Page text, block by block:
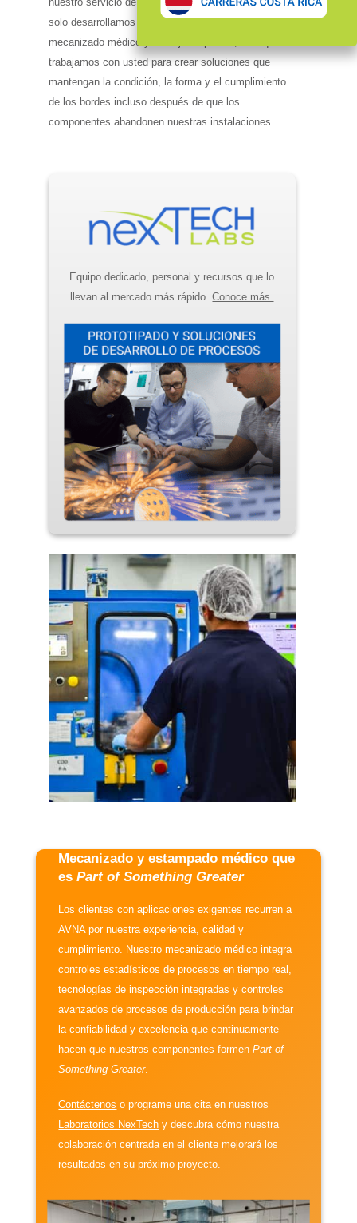
solo desarrollamos nuestros propios procesos de
mecanizado médico y manejo de piezas, sino que
trabajamos con usted para crear soluciones que
mantengan la condición, la forma y el cumplimiento
de los bordes incluso después de que los
componentes abandonen nuestras instalaciones.
Equipo dedicado, personal y recursos que lo
llevan al mercado más rápido.Conoce más.
Mecanizado y estampado médico que
esPart of Something Greater
Los clientes con aplicaciones exigentes recurren a
AVNA por nuestra experiencia, calidad y
cumplimiento. Nuestro mecanizado médico integra
controles estadísticos de procesos en tiempo real,
tecnologías de inspección integradas y controles
avanzados de procesos de producción para brindar
la confiabilidad y excelencia que continuamente
hacen que nuestros componentes formenPart of
Something Greater.
Contáctenos o programe una cita en nuestros
Laboratorios NexTech y descubra cómo nuestra
colaboración centrada en el cliente mejorará los
resultados en su próximo proyecto.